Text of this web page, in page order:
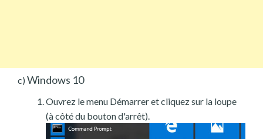
c) Windows 10
Ouvrez le menu Démarrer et cliquez sur la loupe
(à côté du bouton d'arrêt).